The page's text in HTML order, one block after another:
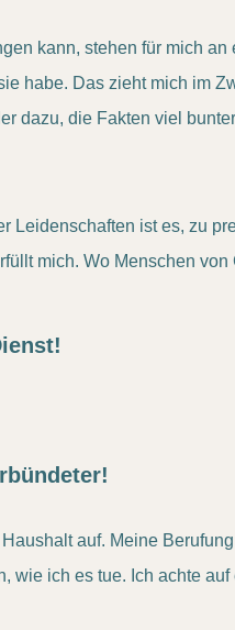
kann, stehen für mich
habe. Das zieht mich im
dazu, die Fakten viel
ist es, zu
mich. Wo Menschen
auf. Meine
wie ich es tue. Ich achte